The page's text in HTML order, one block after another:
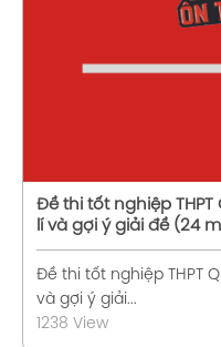
Đề thi tốt nghiệp
lí và gợi ý giải đề (24
Đề thi tốt nghiệp THPT
và gợi ý giải...
1238 View